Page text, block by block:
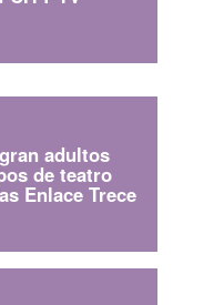
adultos
de teatro
Enlace Trece